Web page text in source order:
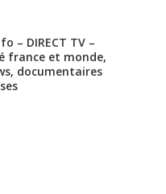
– DIRECT TV –
france et monde,
documentaires